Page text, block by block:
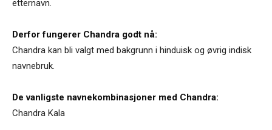
etternavn.
Derfor fungerer Chandra godt nå:
Chandra kan bli valgt med bakgrunn i hinduisk og øvrig indisk
navnebruk.
De vanligste navnekombinasjoner med Chandra:
Chandra Kala